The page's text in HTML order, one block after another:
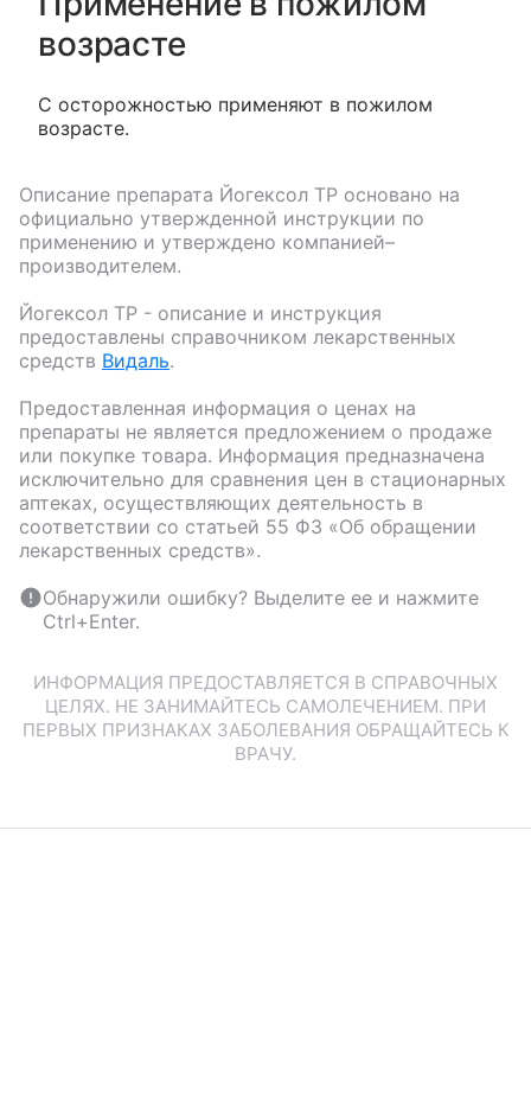
возрасте
С осторожностью применяют в пожилом
возрасте.
Описание препарата Йогексол ТР основано на
официально утвержденной инструкции по
применению и утверждено компанией–
производителем.
Йогексол ТР - описание и инструкция
предоставлены справочником лекарственных
средств Видаль.
Предоставленная информация о ценах на
препараты не является предложением о продаже
или покупке товара. Информация предназначена
исключительно для сравнения цен в стационарных
аптеках, осуществляющих деятельность в
соответствии со статьей 55 ФЗ «Об обращении
лекарственных средств».
Обнаружили ошибку? Выделите ее и нажмите
Ctrl+Enter.
ИНФОРМАЦИЯ ПРЕДОСТАВЛЯЕТСЯ В СПРАВОЧНЫХ
ЦЕЛЯХ. НЕ ЗАНИМАЙТЕСЬ САМОЛЕЧЕНИЕМ. ПРИ
ПЕРВЫХ ПРИЗНАКАХ ЗАБОЛЕВАНИЯ ОБРАЩАЙТЕСЬ К
ВРАЧУ.